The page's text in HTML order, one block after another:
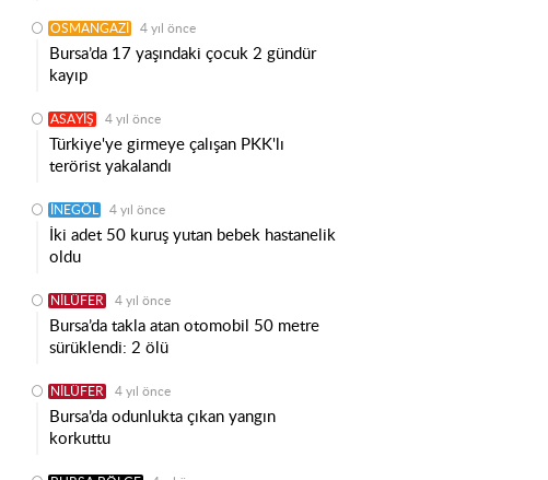
OSMANGAZİ 4 yıl önce
Bursa’da 17 yaşındaki çocuk 2 gündür
kayıp
ASAYİŞ 4 yıl önce
Türkiye'ye girmeye çalışan PKK'lı
terörist yakalandı
İNEGÖL 4 yıl önce
İki adet 50 kuruş yutan bebek hastanelik
oldu
NİLÜFER 4 yıl önce
Bursa’da takla atan otomobil 50 metre
sürüklendi: 2 ölü
NİLÜFER 4 yıl önce
Bursa’da odunlukta çıkan yangın
korkuttu